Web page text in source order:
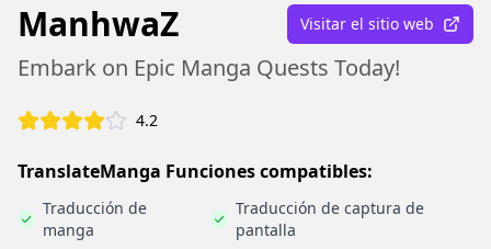
ManhwaZ Visitar el sitio web
Embark on Epic Manga Quests Today!
4.2
TranslateManga Funciones compatibles:
Traducción de
manga
Traducción de captura de
pantalla